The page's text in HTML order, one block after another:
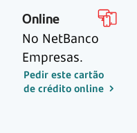
Online
No NetBanco
Empresas.
Pedir este cartão
de crédito online